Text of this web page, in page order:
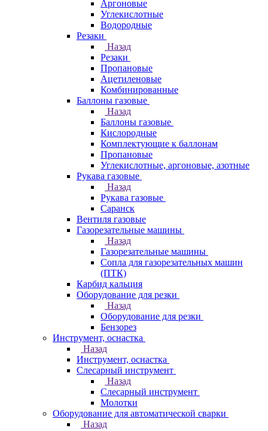
Аргоновые
Углекислотные
Водородные
Резаки
Назад
Резаки
Пропановые
Ацетиленовые
Комбинированные
Баллоны газовые
Назад
Баллоны газовые
Кислородные
Комплектующие к баллонам
Пропановые
Углекислотные, аргоновые, азотные
Рукава газовые
Назад
Рукава газовые
Саранск
Вентиля газовые
Газорезательные машины
Назад
Газорезательные машины
Сопла для газорезательных машин
(ПТК)
Карбид кальция
Оборудование для резки
Назад
Оборудование для резки
Бензорез
Инструмент, оснастка
Назад
Инструмент, оснастка
Слесарный инструмент
Назад
Слесарный инструмент
Молотки
Оборудование для автоматической сварки
Назад